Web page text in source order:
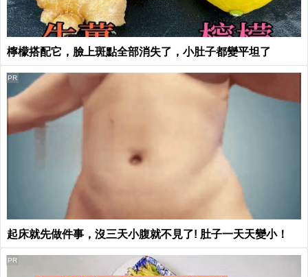
檸檬搭配它，臉上斑點全部消失了，小肚子都變平坦了
起床就先做件事，沒三天小腹就不見了! 肚子一天天變小！
PR
PR